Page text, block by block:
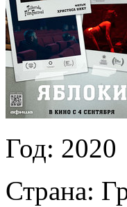
Год: 2020
Страна: